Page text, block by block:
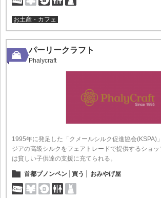
お土産・カフェ
パーリークラフト
Phalycraft
1995年に発足した「クメールシルク促進協会(KSPA)
ジアの高級シルクをフェアトレードで提供するショ
は貧しい子供達の支援に充てられる。
首都プノンペン 買う おみやげ屋